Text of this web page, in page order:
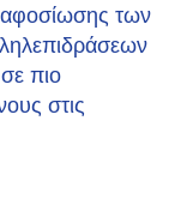
αφοσίωσης των
πιο
στις